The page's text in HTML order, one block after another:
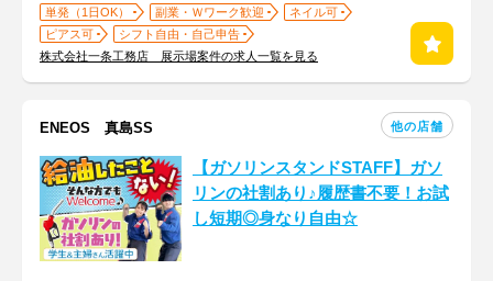
単発（1日OK） 副業・Ｗワーク歓迎
ネイル可
ピアス可
シフト自由・自己申告
株式会社一条工務店 展示場案件の求人一覧を見る
ENEOS 真島SS 他の店舗
【ガソリンスタンドSTAFF】ガソ
リンの社割あり♪履歴書不要！お試
し短期◎身なり自由☆